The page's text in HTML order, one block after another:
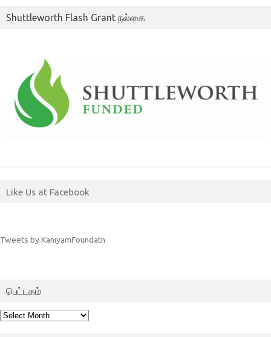
Shuttleworth Flash Grant நல்கை
Like Us at Facebook
Tweets by KaniyamFoundatn
பெட்டகம்
பெட்டகம்